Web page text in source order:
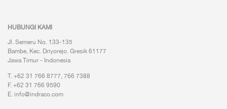
HUBUNGI KAMI
Jl. Semeru No. 133-135
Bambe, Kec. Driyorejo. Gresik 61177
Jawa Timur - Indonesia
T. +62 31 766 8777, 766 7388
F. +62 31 766 9590
E. info@indraco.com